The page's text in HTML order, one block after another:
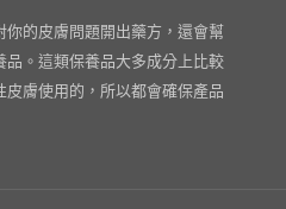
的皮膚問題開出藥方，還會幫
。這類保養品大多成分上比較
膚使用的，所以都會確保產品